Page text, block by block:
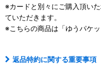
※カードと別々にご購入頂い
ていただきます。
※こちらの商品は「ゆうパケ
返品特約に関する重要事項